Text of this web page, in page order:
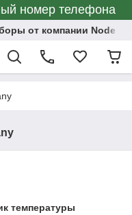
номер телефона
от компании Node
температуры